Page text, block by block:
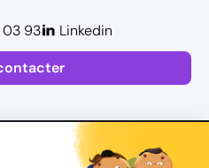
03 93 Linkedin